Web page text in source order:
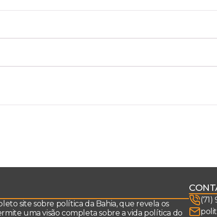
site sobre política da Bahia, que revela os
uma visão completa sobre a vida política do
(71)